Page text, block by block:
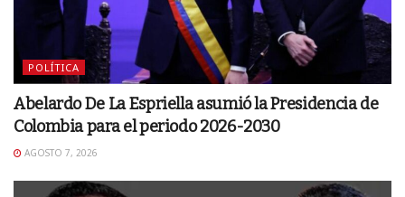
POLÍTICA
Abelardo De La Espriella asumió la Presidencia de
Colombia para el periodo 2026-2030
AGOSTO 7, 2026